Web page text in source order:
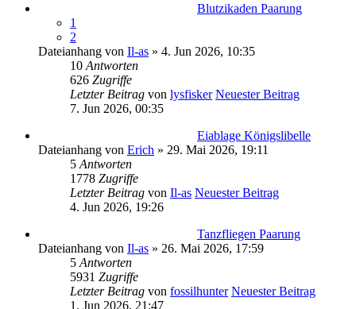
Blutzikaden Paarung
1
2
Dateianhang von Il-as » 4. Jun 2026, 10:35
10 Antworten
626 Zugriffe
Letzter Beitrag von lysfisker Neuester Beitrag
7. Jun 2026, 00:35
Eiablage Königslibelle
Dateianhang von Erich » 29. Mai 2026, 19:11
5 Antworten
1778 Zugriffe
Letzter Beitrag von Il-as Neuester Beitrag
4. Jun 2026, 19:26
Tanzfliegen Paarung
Dateianhang von Il-as » 26. Mai 2026, 17:59
5 Antworten
5931 Zugriffe
Letzter Beitrag von fossilhunter Neuester Beitrag
1. Jun 2026, 21:47